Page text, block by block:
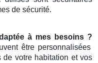
de sécurité.
à mes besoins ?
être personnalisées
votre habitation et vos